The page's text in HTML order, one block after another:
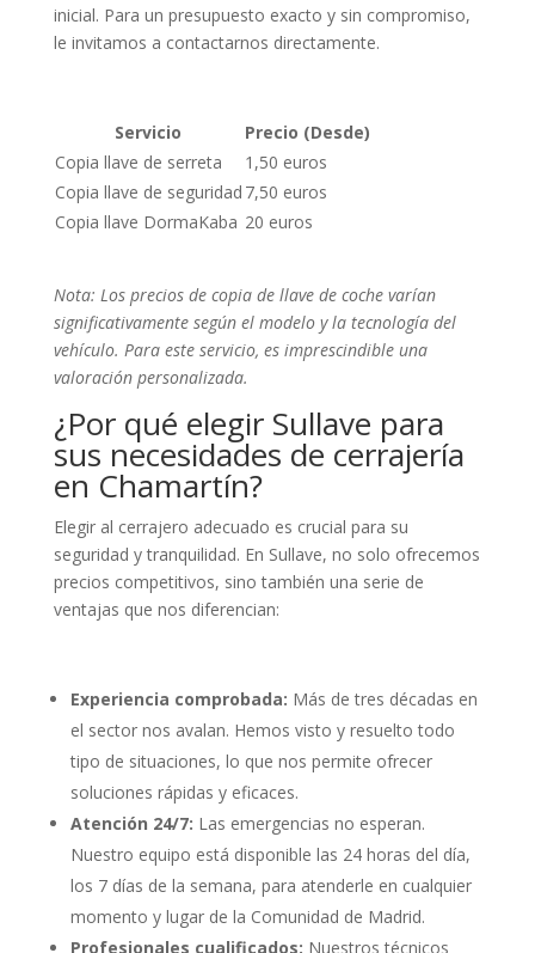
inicial. Para un presupuesto exacto y sin compromiso,
le invitamos a contactarnos directamente.
Servicio
Precio (Desde)
Copia llave de serreta
1,50 euros
Copia llave de seguridad 7,50 euros
Copia llave DormaKaba 20 euros
Nota: Los precios de copia de llave de coche varían
significativamente según el modelo y la tecnología del
vehículo. Para este servicio, es imprescindible una
valoración personalizada.
¿Por qué elegir Sullave para
sus necesidades de cerrajería
en Chamartín?
Elegir al cerrajero adecuado es crucial para su
seguridad y tranquilidad. En Sullave, no solo ofrecemos
precios competitivos, sino también una serie de
ventajas que nos diferencian:
Experiencia comprobada: Más de tres décadas en
el sector nos avalan. Hemos visto y resuelto todo
tipo de situaciones, lo que nos permite ofrecer
soluciones rápidas y eficaces.
Atención 24/7: Las emergencias no esperan.
Nuestro equipo está disponible las 24 horas del día,
los 7 días de la semana, para atenderle en cualquier
momento y lugar de la Comunidad de Madrid.
Profesionales cualificados: Nuestros técnicos